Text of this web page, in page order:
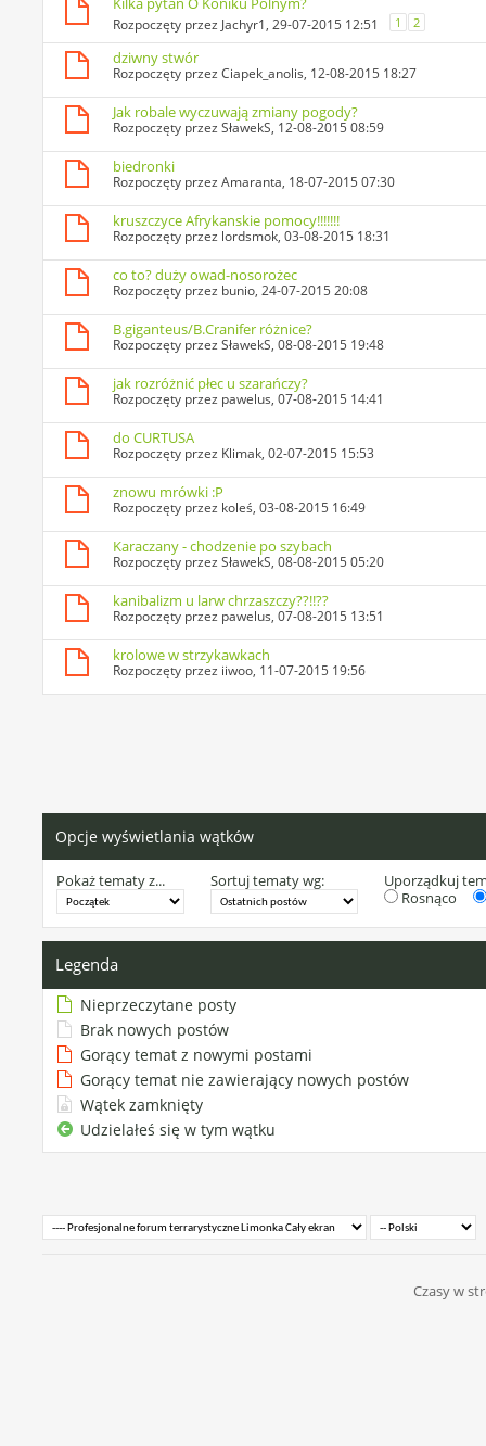
Rozpoczęty przez Jachyr1, 29-07-2015 12:51 1 2
dziwny stwór
Rozpoczęty przezCiapek_anolis, 12-08-2015 18:27
Jak robale wyczuwają zmiany pogody?
Rozpoczęty przezSławekS, 12-08-2015 08:59
biedronki
Rozpoczęty przezAmaranta, 18-07-2015 07:30
kruszczyce Afrykanskie pomocy!!!!!!!
Rozpoczęty przez lordsmok, 03-08-2015 18:31
co to? duży owad-nosorożec
Rozpoczęty przez bunio, 24-07-2015 20:08
B.giganteus/B.Cranifer różnice?
Rozpoczęty przezSławekS, 08-08-2015 19:48
jak rozróżnić płec u szarańczy?
Rozpoczęty przez pawelus, 07-08-2015 14:41
do CURTUSA
Rozpoczęty przez Klimak, 02-07-2015 15:53
znowu mrówki :P
Rozpoczęty przez koleś, 03-08-2015 16:49
Karaczany - chodzenie po szybach
Rozpoczęty przezSławekS, 08-08-2015 05:20
kanibalizm u larw chrzaszczy??!!??
Rozpoczęty przez pawelus, 07-08-2015 13:51
krolowe w strzykawkach
Rozpoczęty przez iiwoo, 11-07-2015 19:56
Opcje wyświetlania wątków
Pokaż tematy z... Sortuj tematy wg:
Uporządkuj
Rosnąco
Legenda
Nieprzeczytane posty
Brak nowych postów
Gorący temat z nowymi postami
Gorący temat nie zawierający nowych postów
Wątek zamknięty
Udzielałeś się w tym wątku
Czasy w